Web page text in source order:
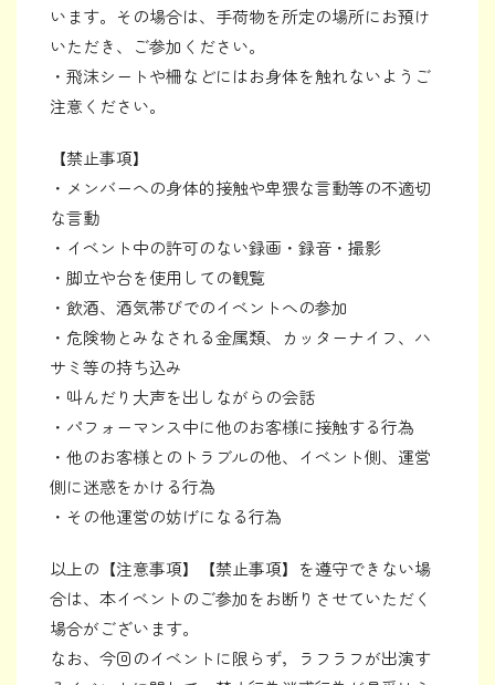
います。その場合は、手荷物を所定の場所にお預け
いただき、ご参加ください。
・飛沫シートや柵などにはお身体を触れないようご
注意ください。
【禁止事項】
・メンバーへの身体的接触や卑猥な言動等の不適切
な言動
・イベント中の許可のない録画・録音・撮影
・脚立や台を使用しての観覧
・飲酒、酒気帯びでのイベントへの参加
・危険物とみなされる金属類、カッターナイフ、ハ
サミ等の持ち込み
・叫んだり大声を出しながらの会話
・パフォーマンス中に他のお客様に接触する行為
・他のお客様とのトラブルの他、イベント側、運営
側に迷惑をかける行為
・その他運営の妨げになる行為
以上の【注意事項】【禁止事項】を遵守できない場
合は、本イベントのご参加をお断りさせていただく
場合がございます。
なお、今回のイベントに限らず，ラフラフが出演す